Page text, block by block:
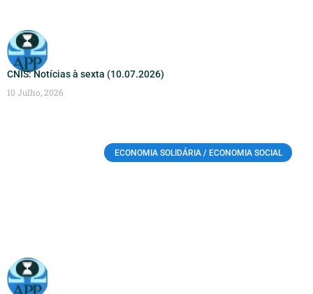
CNIS: Notícias à sexta (10.07.2026)
10 Julho, 2026
ECONOMIA SOLIDÁRIA / ECONOMIA SOCIAL